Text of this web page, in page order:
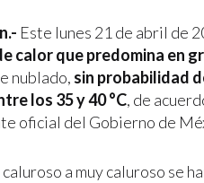
Este lunes 21 de abril de
calor que predomina en
nublado, sin probabilidad
los 35 y 40 °C, de
oficial del Gobierno de
a muy caluroso se